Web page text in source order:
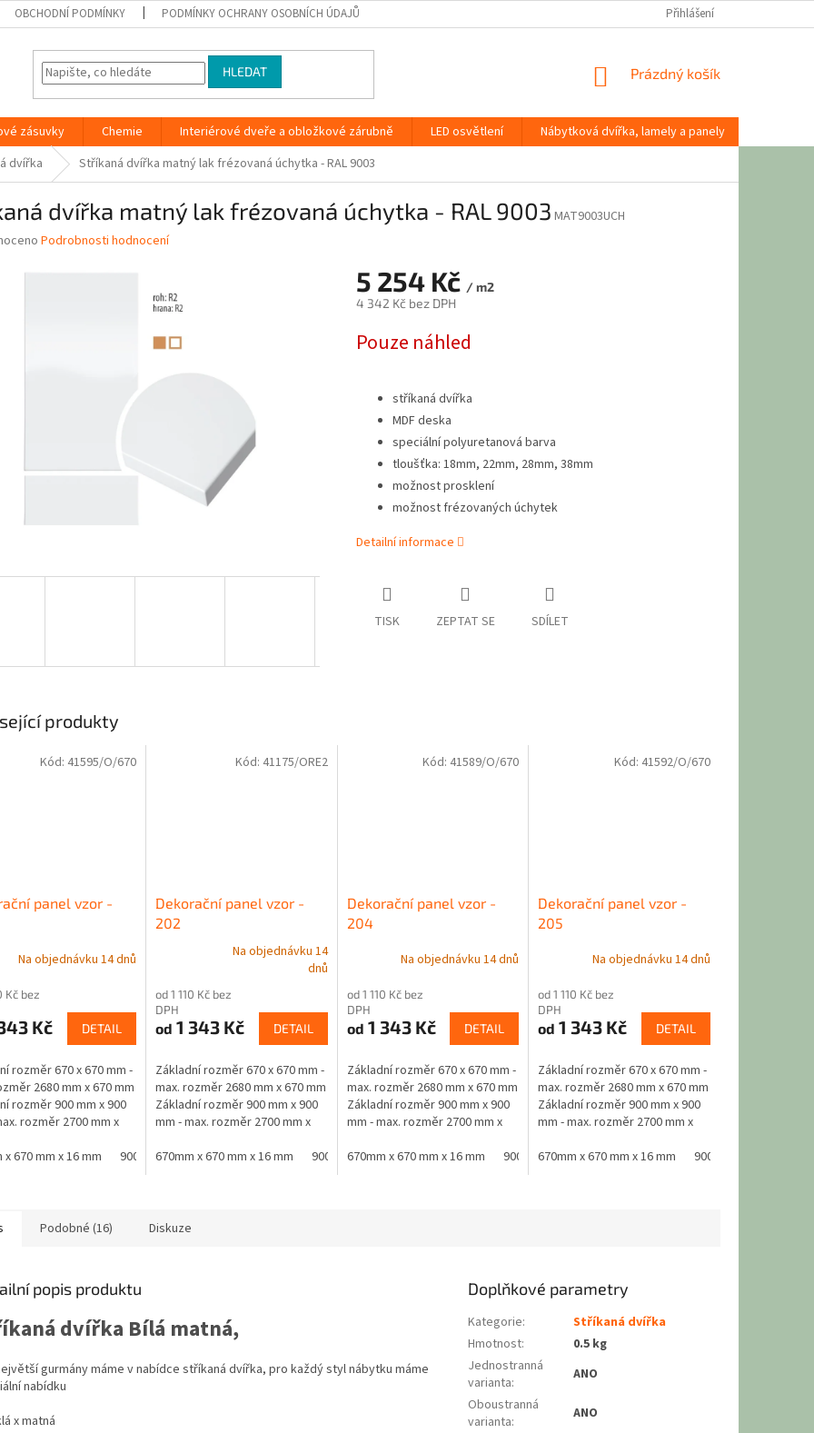
OBCHODNÍ PODMÍNKY PODMÍNKY OCHRANY OSOBNÍCH ÚDAJŮ Přihlášení
HLEDAT
NÁKUPNÍ
Prázdný košík
zásuvky Chemie Interiérové dveře a obložkové zárubně LED osvětlení Nábytková dvířka, lamely a panely
dvířka Stříkaná dvířka matný lak frézovaná úchytka - RAL 9003
dvířka matný lak frézovaná úchytka - RAL 9003 MAT9003UCH
Podrobnosti hodnocení
5 254 Kč / m2
4 342 Kč bez DPH
cena:
Pouze náhled
stříkaná dvířka
MDF deska
speciální polyuretanová barva
tloušťka: 18mm, 22mm, 28mm, 38mm
možnost prosklení
možnost frézovaných úchytek
Detailní informace
TISK ZEPTAT SE SDÍLET
produkty
panel vzor -
Na objednávku 14 dnů
Kč bez
Kč DETAIL
rozměr 670 x 670 mm -
2680 mm x 670 mm
rozměr 900 mm x 900
rozměr 2700 mm x
laminovaná...
x 670 mm x 16 mm 900 mm x 900 mm x 16 mm
Kód: 41595/O/670
Dekorační panel vzor -
202
produktu
je
5,0
5
hvězdiček.
Na objednávku 14
dnů
od 1 110 Kč bez
DPH
od 1 343 Kč DETAIL
Základní rozměr 670 x 670 mm -
max. rozměr 2680 mm x 670 mm
Základní rozměr 900 mm x 900
mm - max. rozměr 2700 mm x
MDF oboustranně laminovaná...
670mm x 670 mm x 16 mm 900 mm x 900 mm x 16 mm
Kód: 41175/ORE2
Dekorační panel vzor -
204
Na objednávku 14 dnů
od 1 110 Kč bez
DPH
od 1 343 Kč DETAIL
Základní rozměr 670 x 670 mm -
max. rozměr 2680 mm x 670 mm
Základní rozměr 900 mm x 900
mm - max. rozměr 2700 mm x
MDF oboustranně laminovaná...
670mm x 670 mm x 16 mm 900 mm x 900 mm x 16 mm
Kód: 41589/O/670
Dekorační panel vzor -
205
Na objednávku 14 dnů
od 1 110 Kč bez
DPH
od 1 343 Kč DETAIL
Základní rozměr 670 x 670 mm -
max. rozměr 2680 mm x 670 mm
Základní rozměr 900 mm x 900
mm - max. rozměr 2700 mm x
MDF oboustranně laminovaná...
670mm x 670 mm x 16 mm 900 mm x 900 mm x
Kód: 41592/O/670
Podobné (16) Diskuze
popis produktu
dvířka Bílá matná,
gurmány máme v nabídce stříkaná dvířka, pro každý styl nábytku máme
nabídku
x matná
Doplňkové parametry
Kategorie:
Stříkaná dvířka
Hmotnost:
0.5 kg
Jednostranná
varianta:
ANO
Oboustranná
varianta:
ANO